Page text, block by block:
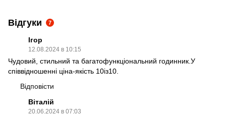
Відгуки 7
Ігор
12.08.2024 в 10:15
Чудовий, стильний та багатофункцiональний годинник.У
спiввiдношеннi цiна-якiсть 10iз10.
Відповісти
Віталій
20.06.2024 в 07:03